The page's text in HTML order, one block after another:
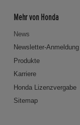
Mehr von Honda
News
Newsletter-Anmeldung
Produkte
Karriere
Honda Lizenzvergabe
Sitemap